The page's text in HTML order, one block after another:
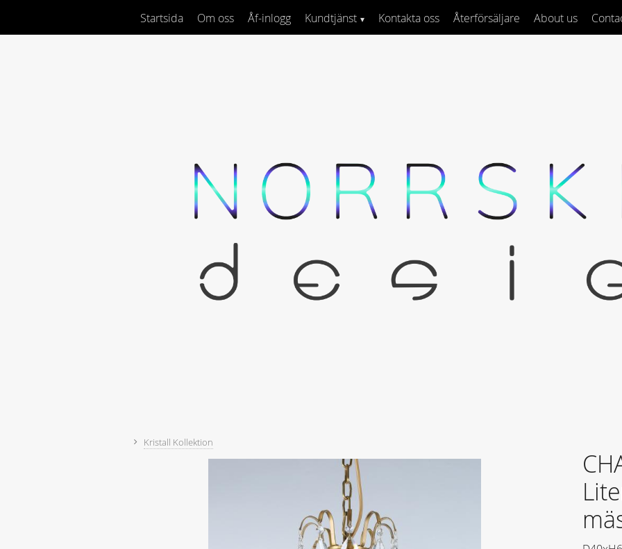
Startsida Om oss Åf-inlogg Kundtjänst Kontakta oss Återförsäljare About us
Kristall Kollektion